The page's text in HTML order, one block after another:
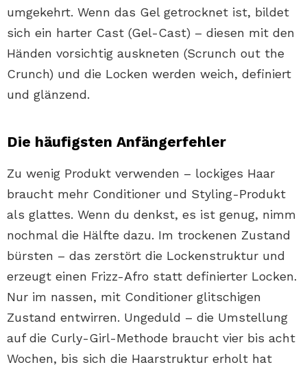
umgekehrt. Wenn das Gel getrocknet ist, bildet
sich ein harter Cast (Gel-Cast) – diesen mit den
Händen vorsichtig auskneten (Scrunch out the
Crunch) und die Locken werden weich, definiert
und glänzend.
Die häufigsten Anfängerfehler
Zu wenig Produkt verwenden – lockiges Haar
braucht mehr Conditioner und Styling-Produkt
als glattes. Wenn du denkst, es ist genug, nimm
nochmal die Hälfte dazu. Im trockenen Zustand
bürsten – das zerstört die Lockenstruktur und
erzeugt einen Frizz-Afro statt definierter Locken.
Nur im nassen, mit Conditioner glitschigen
Zustand entwirren. Ungeduld – die Umstellung
auf die Curly-Girl-Methode braucht vier bis acht
Wochen, bis sich die Haarstruktur erholt hat